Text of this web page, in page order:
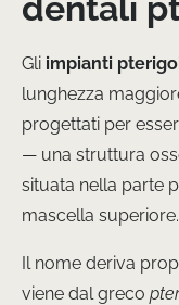
dentali
Gli impianti
lunghezza
progettati per
— una struttura
situata nella parte
mascella superiore.
Il nome deriva
viene dal greco